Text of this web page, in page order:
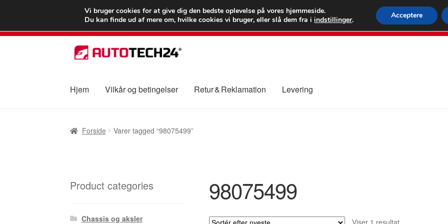
LEVERING fra 55 kr.
FEDEX
80 82
Spring
til
Spring
til
Hjem Vilkår og betingelser Retur & Reklamation Levering
Forside Varer tagged “98075499”
98075499
Viser 1 resultat
Product categories
Chassis og aksler
Vi bruger cookies for at give dig den bedste oplevelse på vores hjemmeside.
Du kan finde ud af mere om, hvilke cookies vi bruger, eller slå dem fra iindstillinger. Acceptere